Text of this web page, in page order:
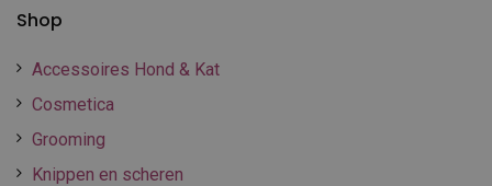
Shop
Accessoires Hond & Kat
Cosmetica
Grooming
Knippen en scheren